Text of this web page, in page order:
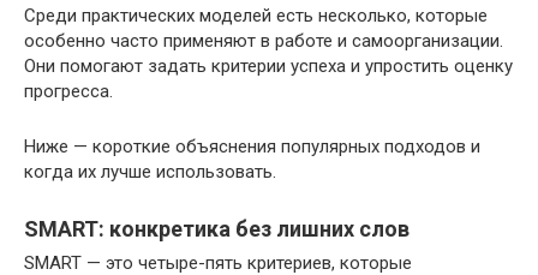
Среди практических моделей есть несколько, которые
особенно часто применяют в работе и самоорганизации.
Они помогают задать критерии успеха и упростить оценку
прогресса.
Ниже — короткие объяснения популярных подходов и
когда их лучше использовать.
SMART: конкретика без лишних слов
SMART — это четыре-пять критериев, которые